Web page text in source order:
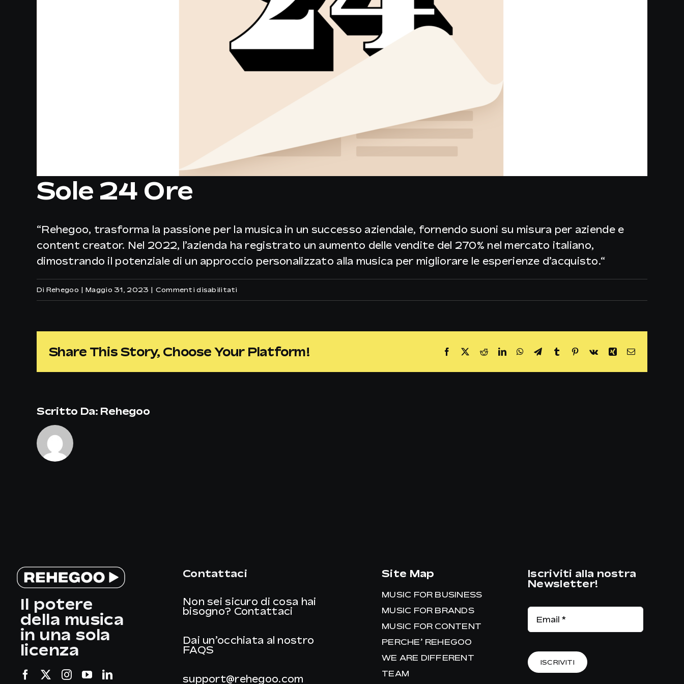
Sole 24 Ore
“Rehegoo, trasforma la passione per la musica in un successo aziendale, fornendo suoni su misura per aziende e
content creator. Nel 2022, l’azienda ha registrato un aumento delle vendite del 270% nel mercato italiano,
dimostrando il potenziale di un approccio personalizzato alla musica per migliorare le esperienze d’acquisto.“
Di Rehegoo | Maggio 31, 2023 | Commenti disabilitati
Share This Story, Choose Your Platform! Facebook RedditLinkedInWhatsApp
TelegramTumblr Pinterest
Vk XingEmail
Scritto Da: Rehegoo
Il potere
della musica
in una sola
licenza
Contattaci
Non sei sicuro di cosa hai
bisogno? Contattaci
Dai un’occhiata al nostro
FAQS
support@rehegoo.com
Site Map
MUSIC FOR BUSINESS
MUSIC FOR BRANDS
MUSIC FOR CONTENT
PERCHE’ REHEGOO
WE ARE DIFFERENT
TEAM
Iscriviti alla nostra
Newsletter!
ISCRIVITI